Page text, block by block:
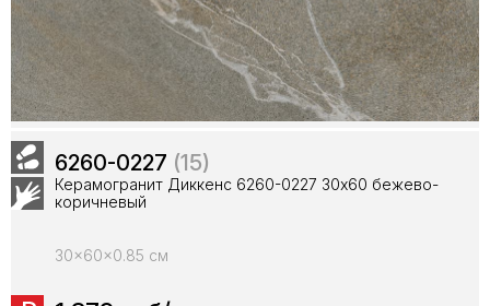
6260-0227 (15)
Керамогранит Диккенс 6260-0227 30х60 бежево-
коричневый
30x60x0.85 см